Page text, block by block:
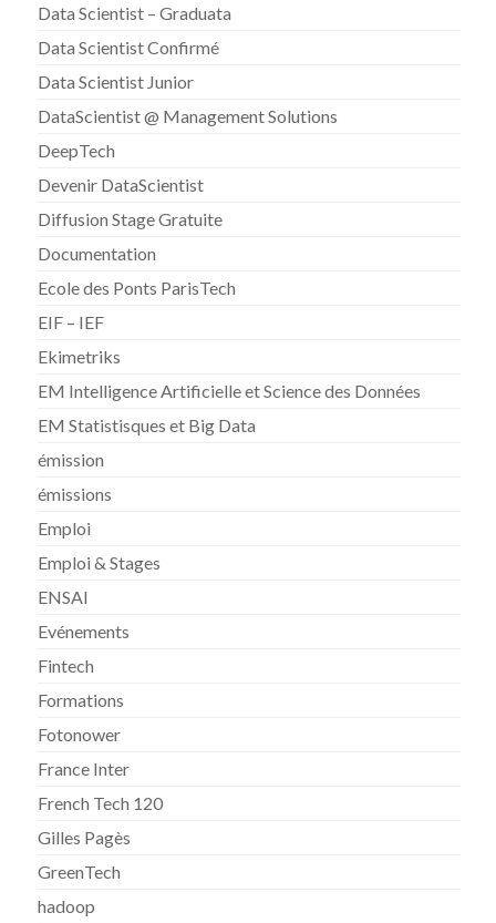
Data Scientist – Graduata
Data Scientist Confirmé
Data Scientist Junior
DataScientist @ Management Solutions
DeepTech
Devenir DataScientist
Diffusion Stage Gratuite
Documentation
Ecole des Ponts ParisTech
EIF – IEF
Ekimetriks
EM Intelligence Artificielle et Science des Données
EM Statistisques et Big Data
émission
émissions
Emploi
Emploi & Stages
ENSAI
Evénements
Fintech
Formations
Fotonower
France Inter
French Tech 120
Gilles Pagès
GreenTech
hadoop